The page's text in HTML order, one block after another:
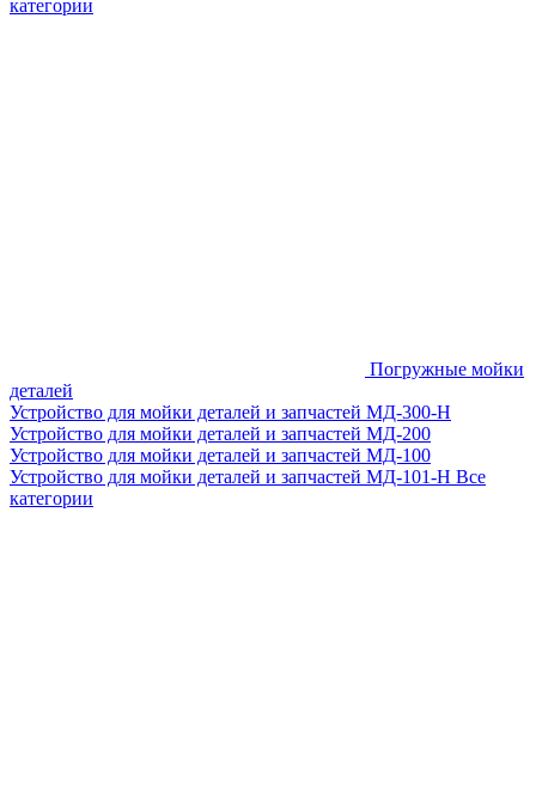
категории
Погружные мойки
деталей
Устройство для мойки деталей и запчастей МД-300-H
Устройство для мойки деталей и запчастей МД-200
Устройство для мойки деталей и запчастей МД-100
Устройство для мойки деталей и запчастей МД-101-Н Все
категории